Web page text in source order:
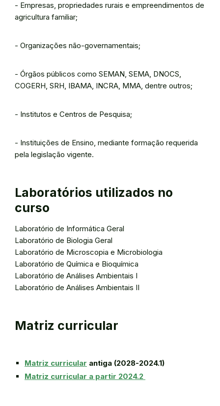
- Empresas, propriedades rurais e empreendimentos de
agricultura familiar;
- Organizações não-governamentais;
- Órgãos públicos como SEMAN, SEMA, DNOCS,
COGERH, SRH, IBAMA, INCRA, MMA, dentre outros;
- Institutos e Centros de Pesquisa;
- Instituições de Ensino, mediante formação requerida
pela legislação vigente.
Laboratórios utilizados no
curso
Laboratório de Informática Geral
Laboratório de Biologia Geral
Laboratório de Microscopia e Microbiologia
Laboratório de Química e Bioquímica
Laboratório de Análises Ambientais I
Laboratório de Análises Ambientais II
Matriz curricular
Matriz curricular antiga (2028-2024.1)
Matriz curricular a partir 2024.2